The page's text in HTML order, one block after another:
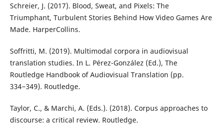
Schreier, J. (2017). Blood, Sweat, and Pixels: The
Triumphant, Turbulent Stories Behind How Video Games Are
Made. HarperCollins.
Soffritti, M. (2019). Multimodal corpora in audiovisual
translation studies. In L. Pérez-González (Ed.), The
Routledge Handbook of Audiovisual Translation (pp.
334−349). Routledge.
Taylor, C., & Marchi, A. (Eds.). (2018). Corpus approaches to
discourse: a critical review. Routledge.